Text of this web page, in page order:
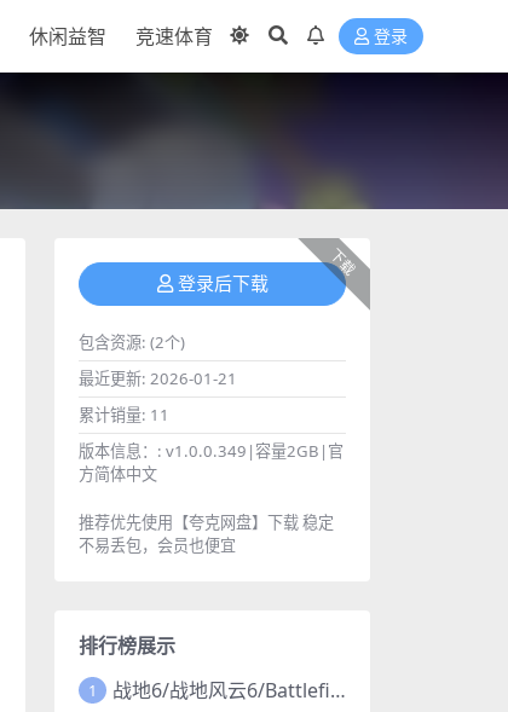
休闲益智 竞速体育 登录
下载
登录后下载
包含资源: (2个)
最近更新: 2026-01-21
累计销量: 11
版本信息：: v1.0.0.349|容量2GB|官
方简体中文
推荐优先使用【夸克网盘】下载 稳定
不易丢包，会员也便宜
排行榜展示
1 战地6/战地风云6/Battlefield 6